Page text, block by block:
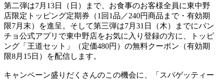
第二弾は7月13日（日）まで、お食事のお客様全員に東中野
店限定トッピング定期券（1回1品／240円商品まで・有効期
限7月末）を進呈。そして第三弾は7月31日（木）までにパン
チョ公式アプリで東中野店をお気に入り登録の方に、トッピ
ング「王道セット」（定価480円）の無料クーポン（有効期
限8月15日）を配信します。
キャンペーン盛りだくさんのこの機会に、「スパゲッティー